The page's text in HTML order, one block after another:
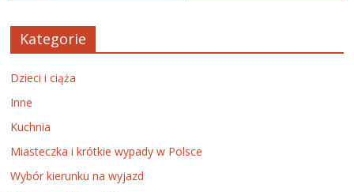
Kategorie
Dzieci i ciąża
Inne
Kuchnia
Miasteczka i krótkie wypady w Polsce
Wybór kierunku na wyjazd